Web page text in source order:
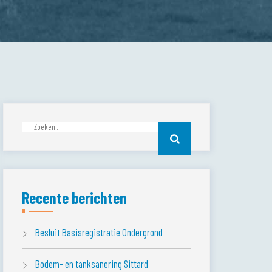
Zoeken
Recente berichten
Besluit Basisregistratie Ondergrond
Bodem- en tanksanering Sittard